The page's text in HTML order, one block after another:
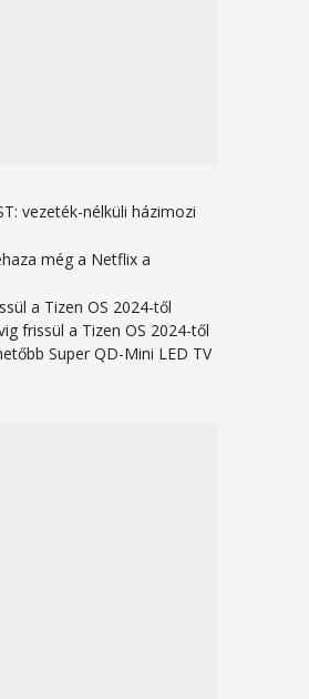
vezeték-nélküli házimozi
még a Netflix a
a Tizen OS 2024-től
frissül a Tizen OS 2024-től
Super QD-Mini LED TV